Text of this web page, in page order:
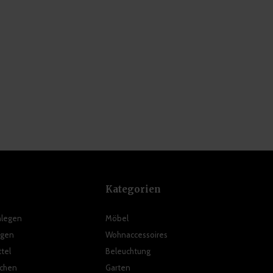
Kategorien
Möbel
Wohnaccessoires
Beleuchtung
Garten